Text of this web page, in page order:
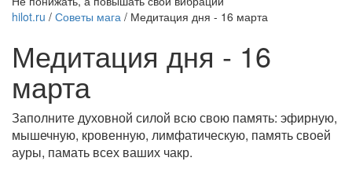
hilot.ru / Советы мага / Медитация дня - 16 марта
Медитация дня - 16
марта
Заполните духовной силой всю свою память: эфирную,
мышечную, кровенную, лимфатическую, память своей
ауры, памать всех ваших чакр.